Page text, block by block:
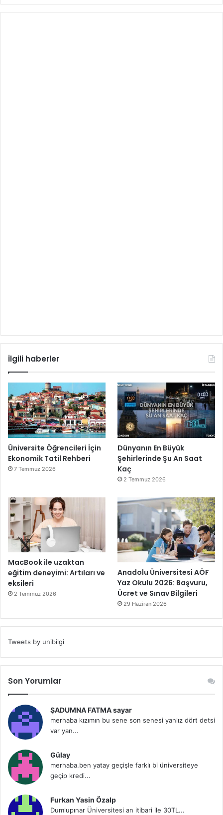
İlgili haberler
Üniversite Öğrencileri İçin
Ekonomik Tatil Rehberi
7 Temmuz 2026
Dünyanın En Büyük
Şehirlerinde Şu An Saat
Kaç
2 Temmuz 2026
MacBook ile uzaktan
eğitim deneyimi: Artıları ve
eksileri
2 Temmuz 2026
Anadolu Üniversitesi AÖF
Yaz Okulu 2026: Başvuru,
Ücret ve Sınav Bilgileri
29 Haziran 2026
Tweets by unibilgi
Son Yorumlar
ŞADUMNA FATMA sayar
merhaba kızımın bu sene son senesi yanlız dört detsi
var yan...
Gülay
merhaba.ben yatay geçişle farklı bi üniversiteye
geçip kredi...
Furkan Yasin Özalp
Dumlupınar Üniversitesi an itibari ile 30TL...